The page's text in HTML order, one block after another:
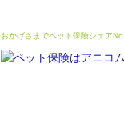
おかげさまでペット保険シェア